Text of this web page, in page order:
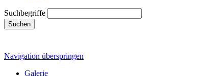
Suchbegriffe
Suchen
Navigation überspringen
Galerie